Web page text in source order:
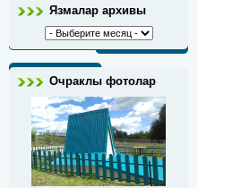
Язмалар архивы
Очраклы фотолар